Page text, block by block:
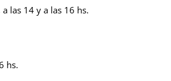
las 14 y a las 16 hs.
hs.